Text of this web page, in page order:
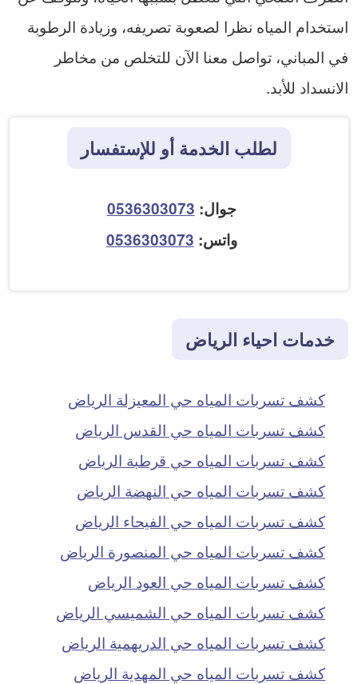
استخدام المياه نظرا لصعوبة تصريفه، وزيادة الرطوبة
في المباني، تواصل معنا الآن للتخلص من مخاطر
الانسداد للأبد.
لطلب الخدمة أو للإستفسار
جوال: 0536303073
واتس: 0536303073
خدمات احياء الرياض
كشف تسربات المياه حي المعيزلة الرياض
كشف تسربات المياه حي القدس الرياض
كشف تسربات المياه حي قرطبة الرياض
كشف تسربات المياه حي النهضة الرياض
كشف تسربات المياه حي الفيحاء الرياض
كشف تسربات المياه حي المنصورة الرياض
كشف تسربات المياه حي العود الرياض
كشف تسربات المياه حي الشميسي الرياض
كشف تسربات المياه حي الدريهمية الرياض
كشف تسربات المياه حي المهدية الرياض